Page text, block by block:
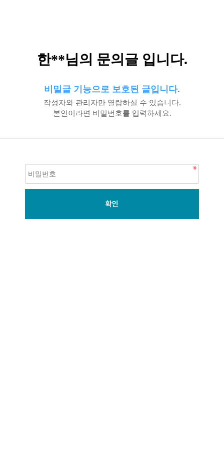
한**님의 문의글 입니다.
비밀글 기능으로 보호된 글입니다.
작성자와 관리자만 열람하실 수 있습니다.
본인이라면 비밀번호를 입력하세요.